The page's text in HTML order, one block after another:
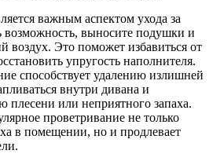
важным аспектом ухода за
возможность, выносите подушки и
воздух. Это поможет избавиться от
упругость наполнителя.
способствует удалению излишней
внутри дивана и
плесени или неприятного запаха.
проветривание не только
в помещении, но и продлевает